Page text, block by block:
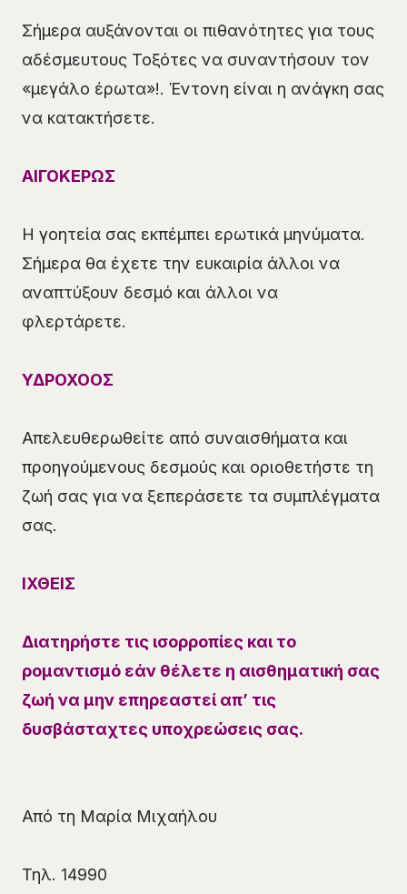
Σήμερα αυξάνονται οι πιθανότητες για τους
αδέσμευτους Τοξότες να συναντήσουν τον
«μεγάλο έρωτα»!. Έντονη είναι η ανάγκη σας
να κατακτήσετε.
ΑΙΓΟΚΕΡΩΣ
Η γοητεία σας εκπέμπει ερωτικά μηνύματα.
Σήμερα θα έχετε την ευκαιρία άλλοι να
αναπτύξουν δεσμό και άλλοι να
φλερτάρετε.
ΥΔΡΟΧΟΟΣ
Απελευθερωθείτε από συναισθήματα και
προηγούμενους δεσμούς και οριοθετήστε τη
ζωή σας για να ξεπεράσετε τα συμπλέγματα
σας.
ΙΧΘΕΙΣ
Διατηρήστε τις ισορροπίες και το
ρομαντισμό εάν θέλετε η αισθηματική σας
ζωή να μην επηρεαστεί απ’ τις
δυσβάσταχτες υποχρεώσεις σας.
Από τη Μαρία Μιχαήλου
Τηλ. 14990